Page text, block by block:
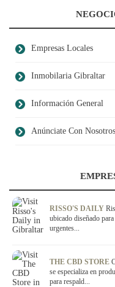
Empresas Locales
Inmobilaria Gibraltar
Información General
Anúnciate Con Nosotros
RISSO'S DAILY
ubicado diseñado
urgentes...
THE CBD STORE
se especializa en
para respald...